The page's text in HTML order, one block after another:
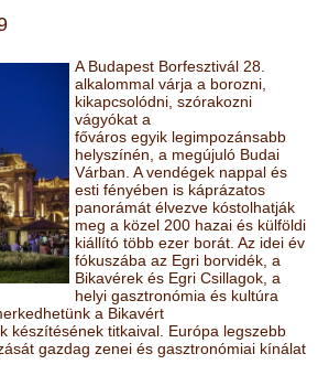
A Budapest Borfesztivál 28.
alkalommal várja a borozni,
kikapcsolódni, szórakozni
vágyókat a
főváros egyik legimpozánsabb
helyszínén, a megújuló Budai
Várban. A vendégek nappal és
esti fényében is káprázatos
panorámát élvezve kóstolhatják
meg a közel 200 hazai és külföldi
kiállító több ezer borát. Az idei év
fókuszába az Egri borvidék, a
Bikavérek és Egri Csillagok, a
helyi gasztronómia és kultúra
a Bikavért
készítésének titkaival. Európa legszebb
gazdag zenei és gasztronómiai kínálat